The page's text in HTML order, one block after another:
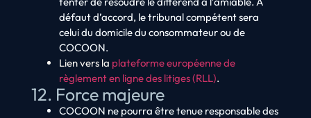
défaut d’accord, le tribunal compétent sera
celui du domicile du consommateur ou de
COCOON.
Lien vers la plateforme européenne de
règlement en ligne des litiges (RLL).
12. Force majeure
COCOON ne pourra être tenue responsable des